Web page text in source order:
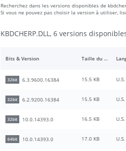
Recherchez dans les versions disponibles de
Si vous ne pouvez pas choisir la version à utiliser,
KBDCHERP.DLL, 6 versions
Bits & Version Taille du fichier
32bit 6.3.9600.16384 15.5 KB
32bit 6.2.9200.16384 15.5 KB
32bit 10.0.14393.0 16.5 KB
64bit 10.0.14393.0 17.0 KB